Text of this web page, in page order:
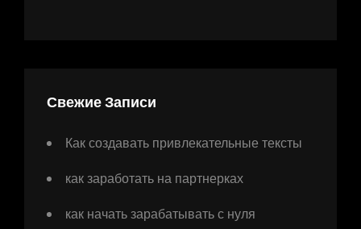
Свежие Записи
Как создавать привлекательные тексты
как заработать на партнерках
как начать зарабатывать с нуля